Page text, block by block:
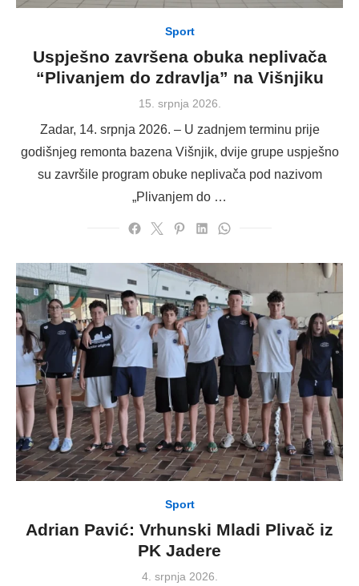
Sport
Uspješno završena obuka neplivača
“Plivanjem do zdravlja” na Višnjiku
Posted
15. srpnja 2026.
Zadar, 14. srpnja 2026. – U zadnjem terminu prije
godišnjeg remonta bazena Višnjik, dvije grupe uspješno
su završile program obuke neplivača pod nazivom
„Plivanjem do …
Sport
Adrian Pavić: Vrhunski Mladi Plivač iz
PK Jadere
Posted
4. srpnja 2026.